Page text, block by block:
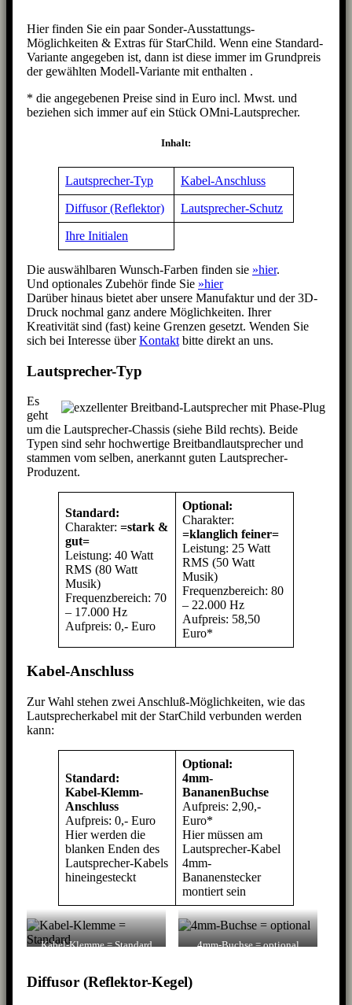
Hier finden Sie ein paar Sonder-Ausstattungs-
Möglichkeiten & Extras für StarChild. Wenn eine Standard-
Variante angegeben ist, dann ist diese immer im Grundpreis
der gewählten Modell-Variante mit enthalten .
* die angegebenen Preise sind in Euro incl. Mwst. und
beziehen sich immer auf ein Stück OMni-Lautsprecher.
Inhalt:
Lautsprecher-Typ Kabel-Anschluss
Diffusor (Reflektor) Lautsprecher-Schutz
Ihre Initialen
Die auswählbaren Wunsch-Farben finden sie »hier.
Und optionales Zubehör finde Sie »hier
Darüber hinaus bietet aber unsere Manufaktur und der 3D-
Druck nochmal ganz andere Möglichkeiten. Ihrer
Kreativität sind (fast) keine Grenzen gesetzt. Wenden Sie
sich bei Interesse überKontakt bitte direkt an uns.
Lautsprecher-Typ
Es
geht
um die Lautsprecher-Chassis (siehe Bild rechts). Beide
Typen sind sehr hochwertige Breitbandlautsprecher und
stammen vom selben, anerkannt guten Lautsprecher-
Produzent.
Standard:
Charakter: =stark &
gut=
Leistung: 40 Watt
RMS (80 Watt
Musik)
Frequenzbereich: 70
– 17.000 Hz
Aufpreis: 0,- Euro
Optional:
Charakter:
=klanglich feiner=
Leistung: 25 Watt
RMS (50 Watt
Musik)
Frequenzbereich: 80
– 22.000 Hz
Aufpreis: 58,50
Euro*
Kabel-Anschluss
Zur Wahl stehen zwei Anschluß-Möglichkeiten, wie das
Lautsprecherkabel mit der StarChild verbunden werden
kann:
Standard:
Kabel-Klemm-
Anschluss
Aufpreis: 0,- Euro
Hier werden die
blanken Enden des
Lautsprecher-Kabels
hineingesteckt
Optional:
4mm-
BananenBuchse
Aufpreis: 2,90,-
Euro*
Hier müssen am
Lautsprecher-Kabel
4mm-
Bananenstecker
montiert sein
Kabel-Klemme = Standard 4mm-Buchse = optional
Diffusor (Reflektor-Kegel)